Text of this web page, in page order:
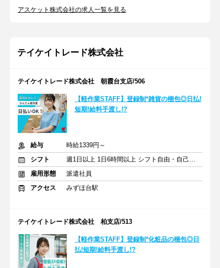
アスケット株式会社の求人一覧を見る
テイケイトレード株式会社
テイケイトレード株式会社 朝霞台支店/506
【軽作業STAFF】登録制*雑貨の梱包◎日払!
短期!給料手渡し!?
給与
時給1339円～
シフト
週1日以上 1日6時間以上 シフト自由・自己申告
雇用形態
派遣社員
アクセス
みずほ台駅
テイケイトレード株式会社 柏支店/513
【軽作業STAFF】登録制*化粧品の梱包◎日
払!短期!給料手渡し!?